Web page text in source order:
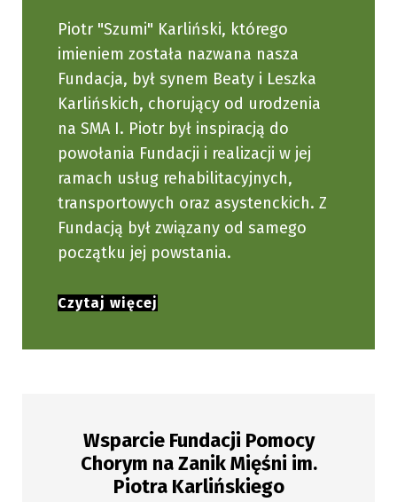
Piotr "Szumi" Karliński, którego
imieniem została nazwana nasza
Fundacja, był synem Beaty i Leszka
Karlińskich, chorujący od urodzenia
na SMA I. Piotr był inspiracją do
powołania Fundacji i realizacji w jej
ramach usług rehabilitacyjnych,
transportowych oraz asystenckich. Z
Fundacją był związany od samego
początku jej powstania.
Czytaj więcej
Wsparcie Fundacji Pomocy
Chorym na Zanik Mięśni im.
Piotra Karlińskiego